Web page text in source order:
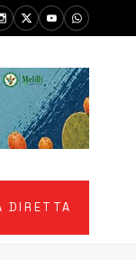
A DISPOSIZIONE DEL
DIRETTA